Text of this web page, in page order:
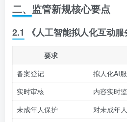
二、监管新规核心要点
2.1 《人工智能拟人化互动服
要求
备案登记
拟人化AI
实时审核
内容实时
未成年人保护
对未成年